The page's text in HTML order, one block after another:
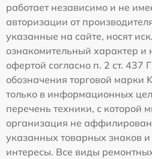
работает независимо и не
авторизации от
указанные на сайте, носят
ознакомительный характер и
офертой согласно п. 2 ст.
обозначения торговой марки
только в информационных
перечень техники, с которой
организация не
указанных товарных знаков и
интересы. Все виды